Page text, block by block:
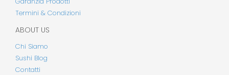
Termini & Condizioni
ABOUT US
Chi Siamo
Sushi Blog
Contatti